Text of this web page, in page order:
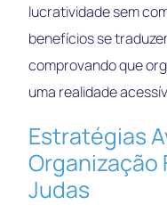
lucratividade sem
benefícios se
comprovando que
uma realidade
Estratégias
Organização
Judas